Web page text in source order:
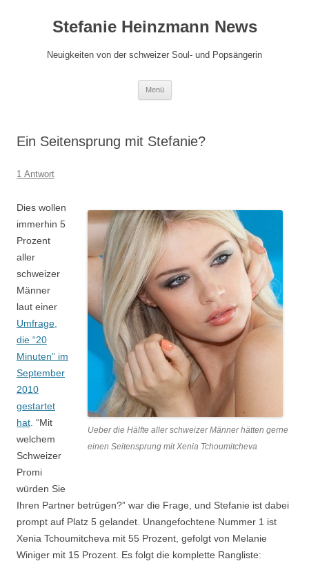
springenStefanie Heinzmann News
Neuigkeiten von der schweizer Soul- und Popsängerin
Menü
Ein Seitensprung mit Stefanie?
1 Antwort
Ueber die Hälfte aller schweizer Männer hätten gerne
einen Seitensprung mit Xenia Tchoumitcheva
Dies wollen
immerhin 5
Prozent
aller
schweizer
Männer
laut einer
Umfrage,
die “20
Minuten” im
September
2010
gestartet
hat . “Mit
welchem
Schweizer
Promi
würden Sie
Ihren Partner betrügen?” war die Frage, und Stefanie ist dabei
prompt auf Platz 5 gelandet. Unangefochtene Nummer 1 ist
Xenia Tchoumitcheva mit 55 Prozent, gefolgt von Melanie
Winiger mit 15 Prozent. Es folgt die komplette Rangliste: